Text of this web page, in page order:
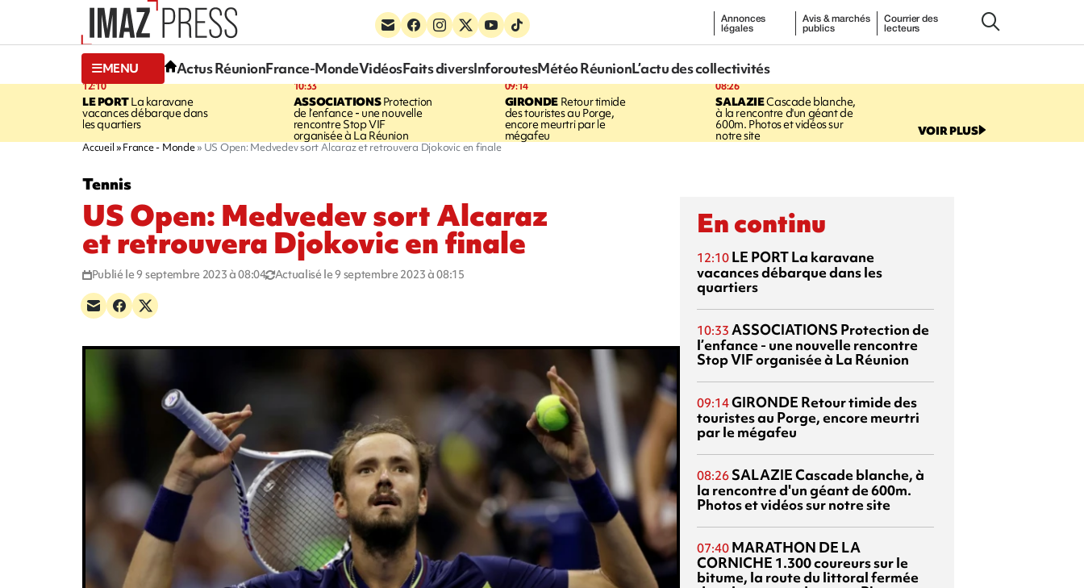
Annonces
légales
Avis & marchés
publics
Courrier des
lecteurs
MENU Actus RéunionFrance-MondeVidéosFaits diversInforoutesMétéo RéunionL’actu des collectivités
12:10
LE PORTLa karavane
vacances débarque dans
les quartiers
10:33
ASSOCIATIONSProtection
de l’enfance - une nouvelle
rencontre Stop VIF
organisée à La Réunion
09:14
GIRONDERetour timide
des touristes au Porge,
encore meurtri par le
mégafeu
08:26
SALAZIECascade blanche,
à la rencontre d'un géant de
600m. Photos et vidéos sur
notre site VOIR PLUS
Accueil France - Monde US Open: Medvedev sort Alcaraz et retrouvera Djokovic en finale
Tennis
US Open: Medvedev sort Alcaraz
et retrouvera Djokovic en finale
Publié le 9 septembre 2023 à 08:04 Actualisé le 9 septembre 2023 à 08:15
En continu
12:10 LE PORTLa karavane
vacances débarque dans les
quartiers
10:33 ASSOCIATIONS Protection de
l’enfance - une nouvelle rencontre
Stop VIF organisée à La Réunion
09:14GIRONDE Retour timide des
touristes au Porge, encore meurtri
par le mégafeu
08:26 SALAZIECascade blanche, à
la rencontre d'un géant de 600m.
Photos et vidéos sur notre site
07:40 MARATHON DE LA
CORNICHE 1.300 coureurs sur le
bitume, la route du littoral fermée